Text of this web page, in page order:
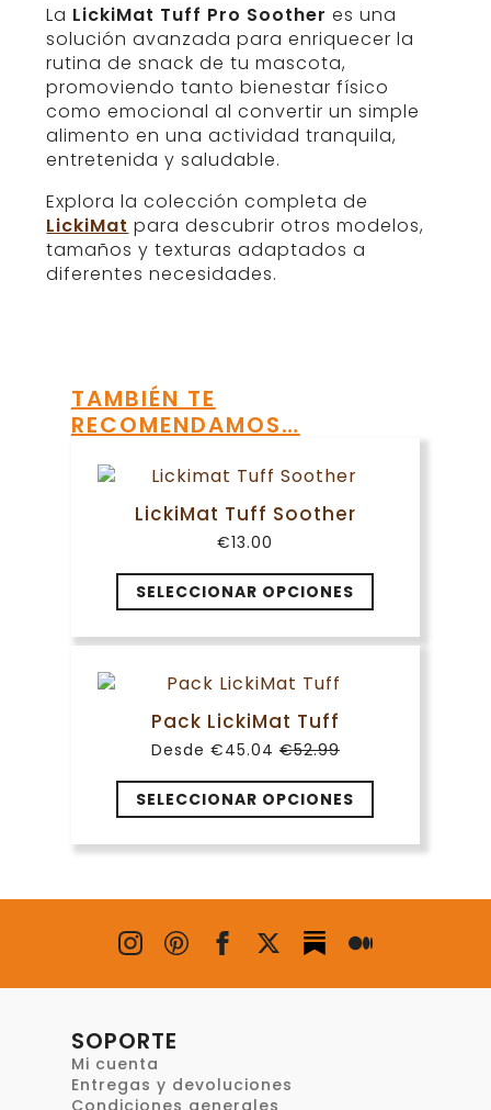
La LickiMat Tuff Pro Soother es una
solución avanzada para enriquecer la
rutina de snack de tu mascota,
promoviendo tanto bienestar físico
como emocional al convertir un simple
alimento en una actividad tranquila,
entretenida y saludable.
Explora la colección completa de
LickiMat para descubrir otros modelos,
tamaños y texturas adaptados a
diferentes necesidades.
TAMBIÉN TE
RECOMENDAMOS…
LickiMat Tuff Soother
€13.00
SELECCIONAR OPCIONES
Este
producto
tiene
variantes.
opciones
pueden
elegir
en
la
de
Pack LickiMat Tuff
Desde €52.99
El
original
era:
€45.04
El
actual
es:
SELECCIONAR OPCIONES
SOPORTE
Mi cuenta
Entregas y devoluciones
Condiciones generales